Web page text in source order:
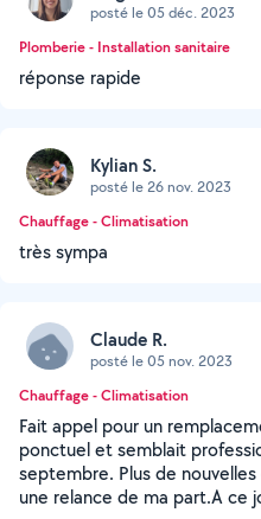
posté le 05 déc. 2023
Plomberie - Installation sanitaire
réponse rapide
Kylian S.
posté le 26 nov. 2023
Chauffage - Climatisation
très sympa
Claude R.
posté le 05 nov. 2023
Chauffage - Climatisation
Fait appel pour un
ponctuel et semblait
septembre. Plus de
une relance de ma part.A ce